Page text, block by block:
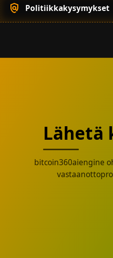
policy Politiikkakysymykset
Lähetä
bitcoin360aiengine